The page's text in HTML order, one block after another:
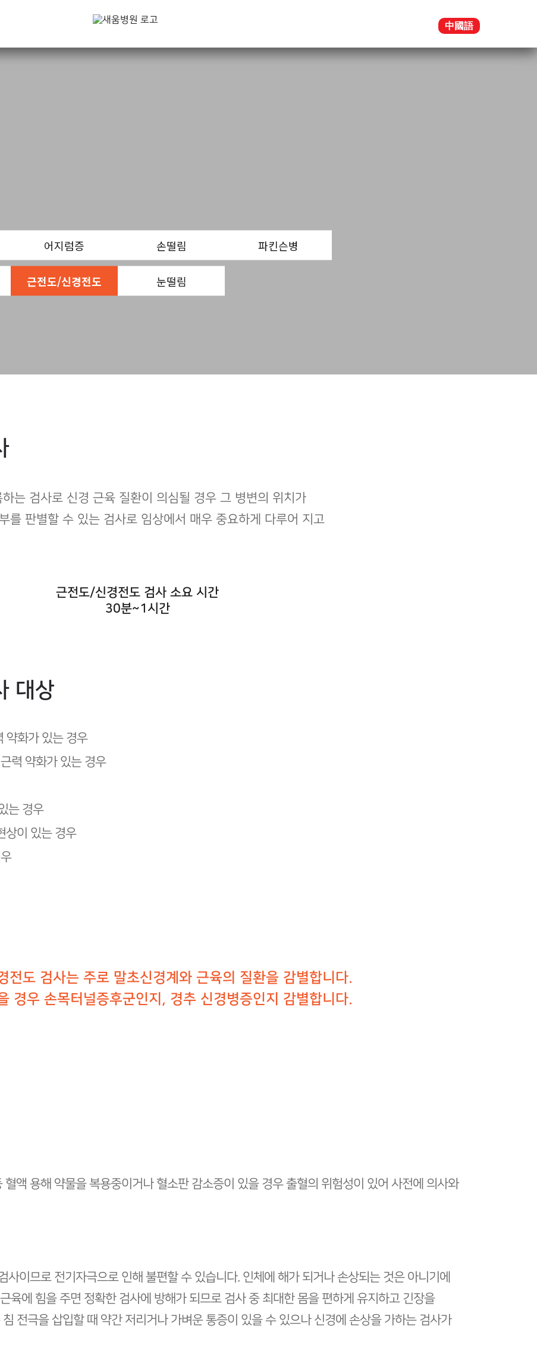
中國語
어지럼증 손떨림 파킨슨병
근전도/신경전도 눈떨림
는 검사로 신경 근육 질환이 의심될 경우 그 병변의 위치가
를 판별할 수 있는 검사로 임상에서 매우 중요하게 다루어 지고
근전도/신경전도 검사 소요 시간
30분~1시간
대상
약화가 있는 경우
력 약화가 있는 경우
는 경우
상이 있는 경우
전도 검사는 주로 말초신경계와 근육의 질환을 감별합니다.
경우 손목터널증후군인지, 경추 신경병증인지 감별합니다.
액 용해 약물을 복용중이거나 혈소판 감소증이 있을 경우 출혈의 위험성이 있어 사전에 의사와
사이므로 전기자극으로 인해 불편할 수 있습니다. 인체에 해가 되거나 손상되는 것은 아니기에
육에 힘을 주면 정확한 검사에 방해가 되므로 검사 중 최대한 몸을 편하게 유지하고 긴장을
전극을 삽입할 때 약간 저리거나 가벼운 통증이 있을 수 있으나 신경에 손상을 가하는 검사가